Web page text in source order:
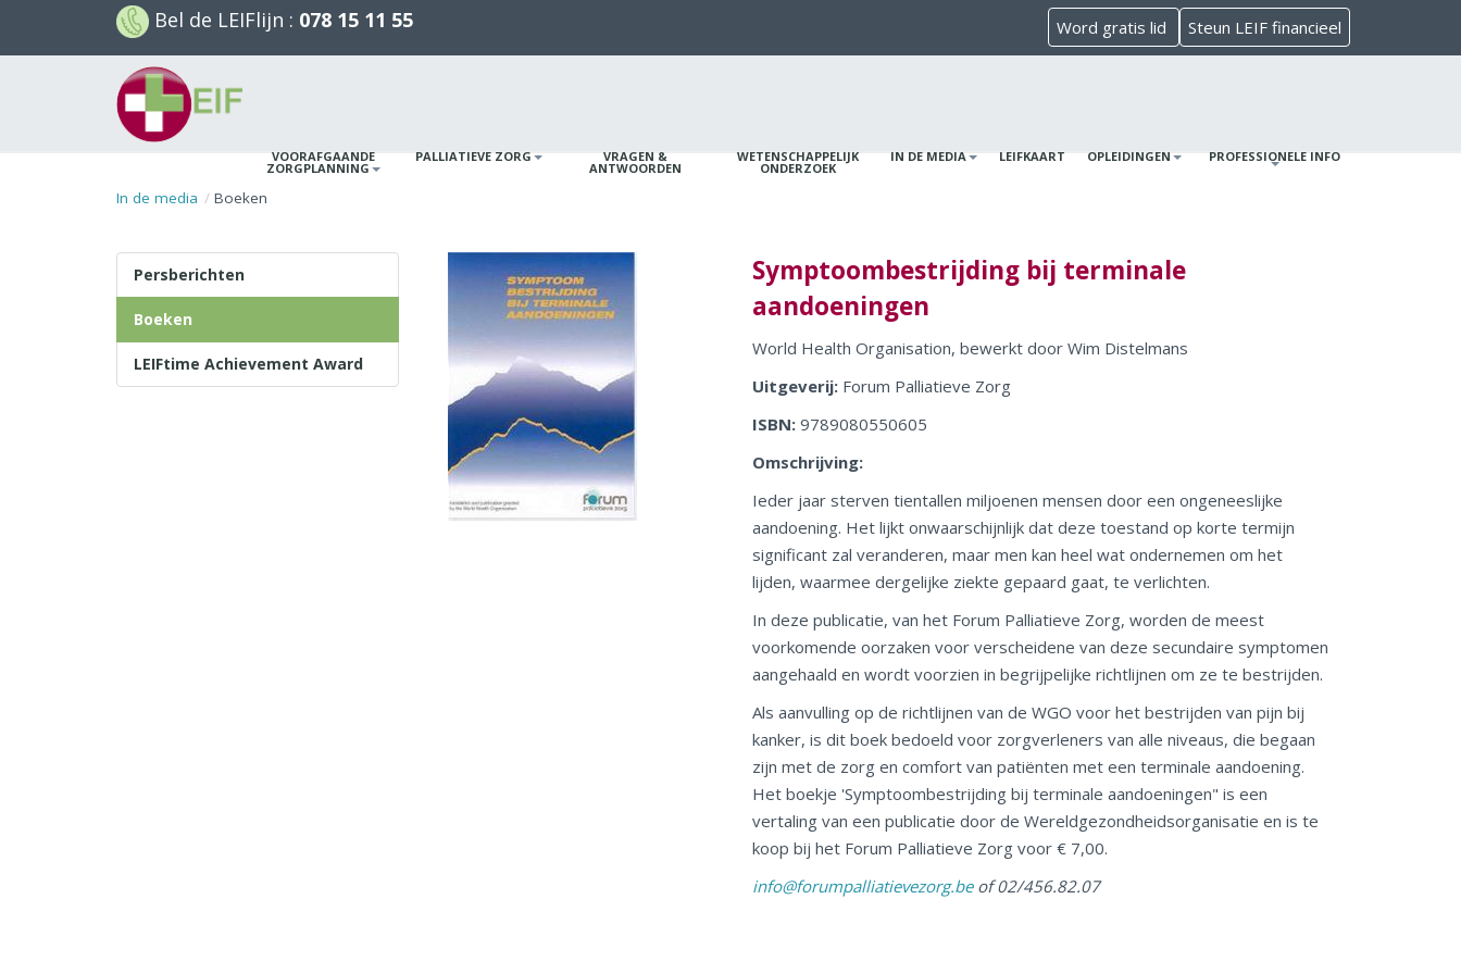
Bel de LEIFlijn : 078 15 11 55 Word gratis lid Steun LEIF financieel
VOORAFGAANDE
ZORGPLANNING
PALLIATIEVE ZORG VRAGEN &
ANTWOORDEN
WETENSCHAPPELIJK
ONDERZOEK
IN DE MEDIA LEIFKAART OPLEIDINGEN PROFESSIONELE INFO
In de media Boeken
Persberichten
Boeken
LEIFtime Achievement Award
Symptoombestrijding bij terminale
aandoeningen
World Health Organisation, bewerkt door Wim Distelmans
Uitgeverij: Forum Palliatieve Zorg
ISBN:9789080550605
Omschrijving:
Ieder jaar sterven tientallen miljoenen mensen door een ongeneeslijke
aandoening. Het lijkt onwaarschijnlijk dat deze toestand op korte termijn
significant zal veranderen, maar men kan heel wat ondernemen om het
lijden, waarmee dergelijke ziekte gepaard gaat, te verlichten.
In deze publicatie, van het Forum Palliatieve Zorg, worden de meest
voorkomende oorzaken voor verscheidene van deze secundaire symptomen
aangehaald en wordt voorzien in begrijpelijke richtlijnen om ze te bestrijden.
Als aanvulling op de richtlijnen van de WGO voor het bestrijden van pijn bij
kanker, is dit boek bedoeld voor zorgverleners van alle niveaus, die begaan
zijn met de zorg en comfort van patiënten met een terminale aandoening.
Het boekje 'Symptoombestrijding bij terminale aandoeningen" is een
vertaling van een publicatie door de Wereldgezondheidsorganisatie en is te
koop bij het Forum Palliatieve Zorg voor € 7,00.
info@forumpalliatievezorg.beof 02/456.82.07